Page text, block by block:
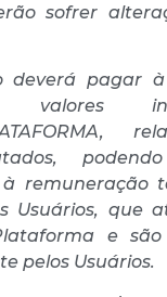
sofrer
deverá pagar
valores
à remuneração
Usuários, que
e
pelos Usuários.